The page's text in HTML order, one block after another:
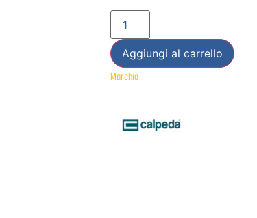
Aggiungi al carrello
Marchio